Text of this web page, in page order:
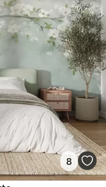
8